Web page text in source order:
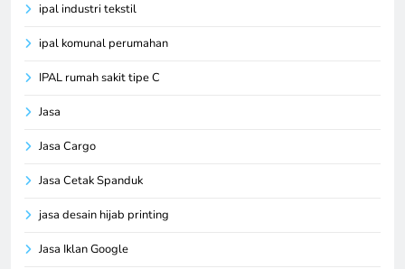
ipal industri tekstil
ipal komunal perumahan
IPAL rumah sakit tipe C
Jasa
Jasa Cargo
Jasa Cetak Spanduk
jasa desain hijab printing
Jasa Iklan Google